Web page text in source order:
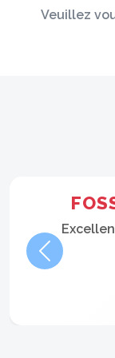
Veuillez
Précédent